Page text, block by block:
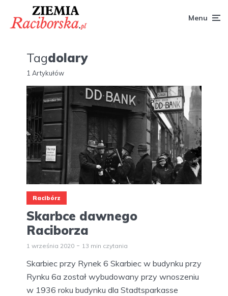
Menu
Tagdolary
1 Artykułów
Racibórz
Skarbce dawnego
Raciborza
1 września 2020 13 min czytania
Skarbiec przy Rynek 6 Skarbiec w budynku przy
Rynku 6a został wybudowany przy wnoszeniu
w 1936 roku budynku dla Stadtsparkasse